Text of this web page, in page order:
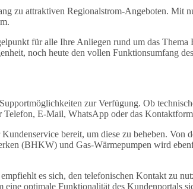
zu attraktiven Regionalstrom-Angeboten.
für alle Ihre Anliegen rund um das Thema
noch heute den vollen Funktionsumfang
zur Verfügung. Ob
E-Mail, WhatsApp oder das
bereit, um diese zu beheben.
(BHKW) und Gas-Wärmepumpen wird
es sich, den telefonischen Kontakt zu
optimale Funktionalität des Kundenportals